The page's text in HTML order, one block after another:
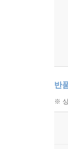
반
※